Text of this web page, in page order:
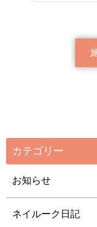
カテゴリー
お知らせ
ネイルーク日記